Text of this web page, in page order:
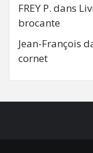
FREY P. dans
brocante
Jean-François
cornet